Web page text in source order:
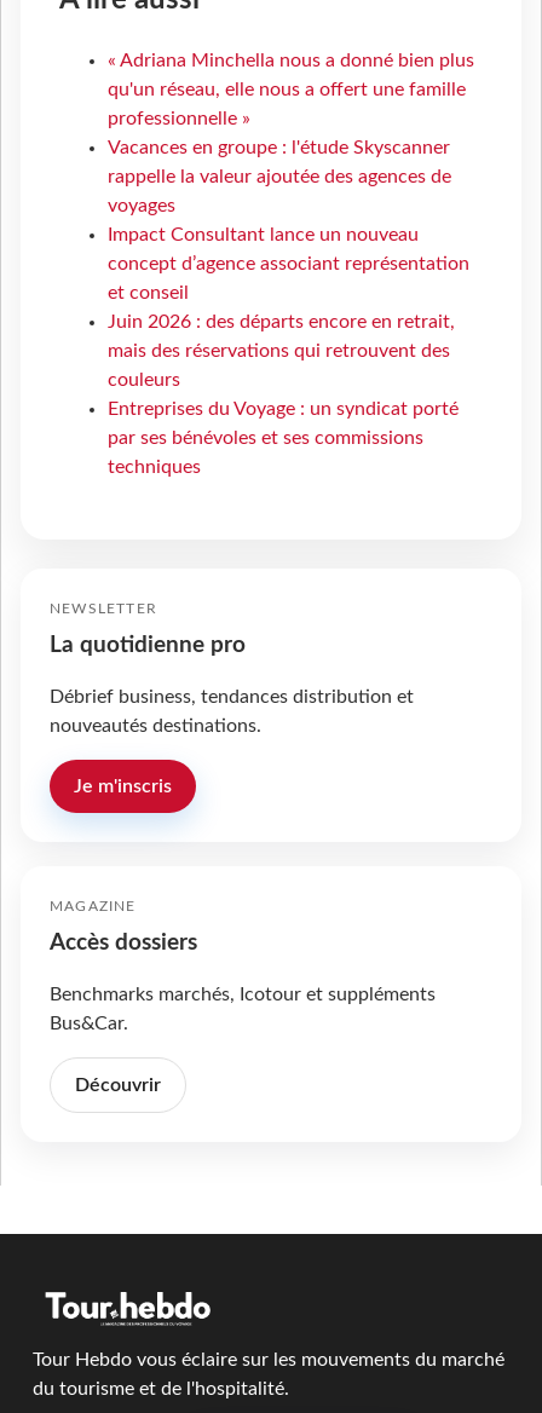
« Adriana Minchella nous a donné bien plus
qu'un réseau, elle nous a offert une famille
professionnelle »
Vacances en groupe : l'étude Skyscanner
rappelle la valeur ajoutée des agences de
voyages
Impact Consultant lance un nouveau
concept d’agence associant représentation
et conseil
Juin 2026 : des départs encore en retrait,
mais des réservations qui retrouvent des
couleurs
Entreprises du Voyage : un syndicat porté
par ses bénévoles et ses commissions
techniques
NEWSLETTER
La quotidienne pro
Débrief business, tendances distribution et
nouveautés destinations.
Je m'inscris
MAGAZINE
Accès dossiers
Benchmarks marchés, Icotour et suppléments
Bus&Car.
Découvrir
Tour Hebdo vous éclaire sur les mouvements du marché
du tourisme et de l'hospitalité.